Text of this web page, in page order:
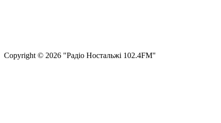
Сopyright © 2026 "Радіо Ностальжі 102.4FM"